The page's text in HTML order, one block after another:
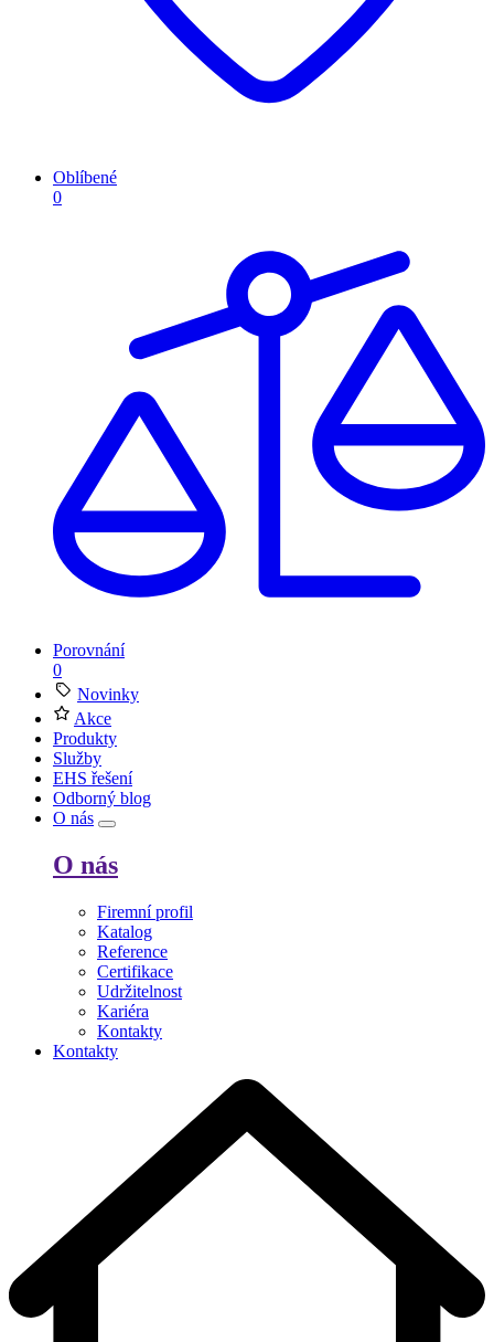
Oblíbené
0
Porovnání
0
Novinky
Akce
Produkty
Služby
EHS řešení
Odborný blog
O nás
O nás
Firemní profil
Katalog
Reference
Certifikace
Udržitelnost
Kariéra
Kontakty
Kontakty